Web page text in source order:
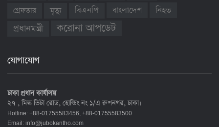
গ্রেফতার
মৃত্যু বিএনপি বাংলাদেশ নিহত
প্রধানমন্ত্রী করোনা আপডেট
যোগাযোগ
ঢাকা প্রধান কার্যালয়
২৭ , মিল্ক ভিটা রোড, হোল্ডিং নং ১/এ রুপনগর, ঢাকা।
Hotline: +88-01755583456, +88-01755583500
Email: info@jubokantho.com